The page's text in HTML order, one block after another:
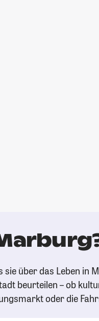
über das Leben in
beurteilen – ob
oder die